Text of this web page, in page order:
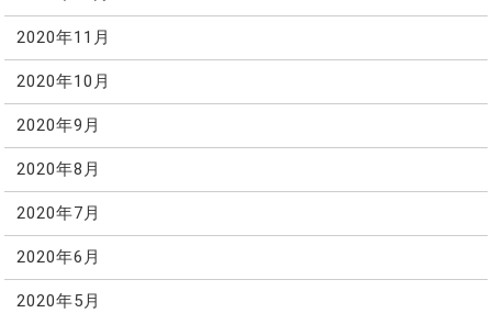
2020年11月
2020年10月
2020年9月
2020年8月
2020年7月
2020年6月
2020年5月